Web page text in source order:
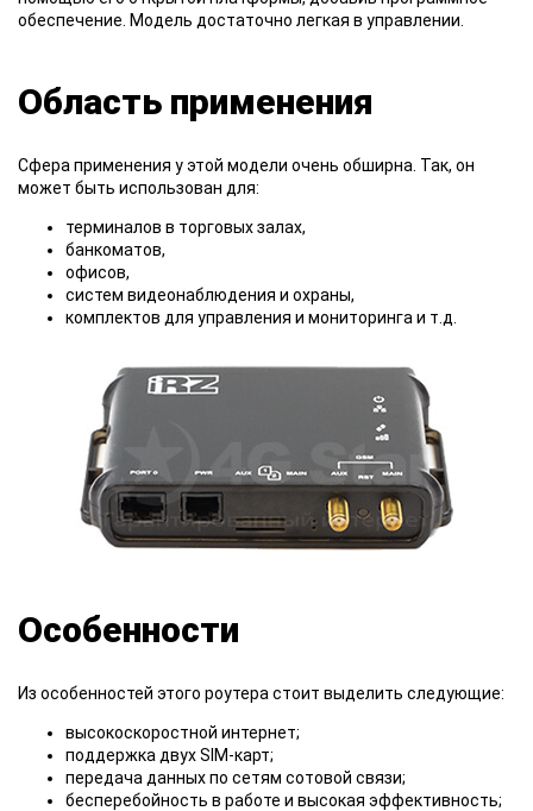
обеспечение. Модель достаточно легкая в управлении.
Область применения
Сфера применения у этой модели очень обширна. Так, он
может быть использован для:
терминалов в торговых залах,
банкоматов,
офисов,
систем видеонаблюдения и охраны,
комплектов для управления и мониторинга и т.д.
Особенности
Из особенностей этого роутера стоит выделить следующие:
высокоскоростной интернет;
поддержка двух SIM-карт;
передача данных по сетям сотовой связи;
бесперебойность в работе и высокая эффективность;